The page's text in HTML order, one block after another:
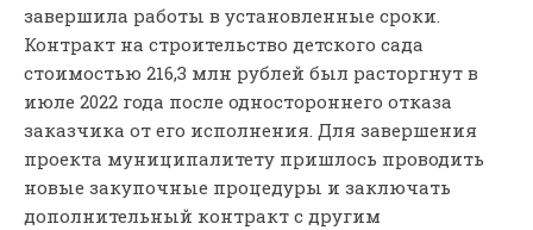
завершила работы в установленные сроки.
Контракт на строительство детского сада
стоимостью 216,3 млн рублей был расторгнут в
июле 2022 года после одностороннего отказа
заказчика от его исполнения. Для завершения
проекта муниципалитету пришлось проводить
новые закупочные процедуры и заключать
дополнительный контракт с другим